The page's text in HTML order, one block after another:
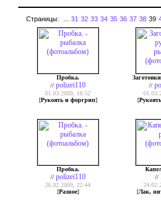
Страницы: 31 32 33 34 35 36 37 38 39
Пробка.
// polizei110
01.03.2009, 18:52
[Рукоять и форгрип]
//
[
Пробка.
// polizei110
26.02.2009, 22:44
[Разное]
//
[Лак,